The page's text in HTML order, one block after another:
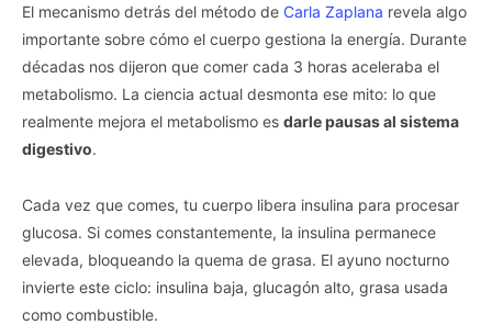
El mecanismo detrás del método de Carla Zaplana revela algo
importante sobre cómo el cuerpo gestiona la energía. Durante
décadas nos dijeron que comer cada 3 horas aceleraba el
metabolismo. La ciencia actual desmonta ese mito: lo que
realmente mejora el metabolismo es darle pausas al sistema
digestivo.
Cada vez que comes, tu cuerpo libera insulina para procesar
glucosa. Si comes constantemente, la insulina permanece
elevada, bloqueando la quema de grasa. El ayuno nocturno
invierte este ciclo: insulina baja, glucagón alto, grasa usada
como combustible.